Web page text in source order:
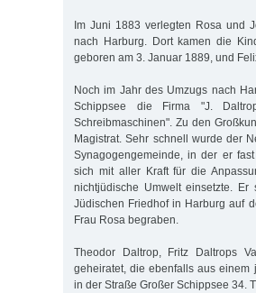
Im Juni 1883 verlegten Rosa und
nach Harburg. Dort kamen die
geboren am 3. Januar 1889, und
Noch im Jahr des Umzugs nach
Schippsee die Firma "J.
Schreibmaschinen". Zu den
Magistrat. Sehr schnell wurde der
Synagogengemeinde, in der er
sich mit aller Kraft für die
nichtjüdische Umwelt einsetzte.
Jüdischen Friedhof in Harburg auf
Frau Rosa begraben.
Theodor Daltrop, Fritz Daltrops
geheiratet, die ebenfalls aus einem
in der Straße Großer Schippsee 34.